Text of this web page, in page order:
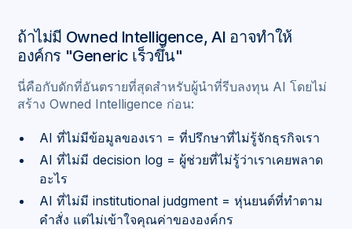
ถ้าไม่มี Owned Intelligence, AI อาจทำให้
องค์กร "Generic เร็วขึ้น"
นี่คือกับดักที่อันตรายที่สุดสำหรับผู้นำที่รีบลงทุน AI โดยไม่
สร้าง Owned Intelligence ก่อน:
AI ที่ไม่มีข้อมูลของเรา = ที่ปรึกษาที่ไม่รู้จักธุรกิจเรา
AI ที่ไม่มี decision log = ผู้ช่วยที่ไม่รู้ว่าเราเคยพลาด
อะไร
AI ที่ไม่มี institutional judgment = หุ่นยนต์ที่ทำตาม
คำสั่ง แต่ไม่เข้าใจคุณค่าขององค์กร